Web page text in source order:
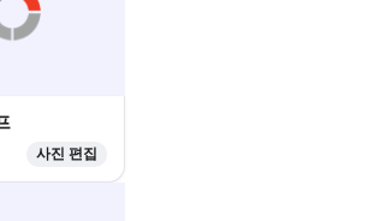
사진 편집